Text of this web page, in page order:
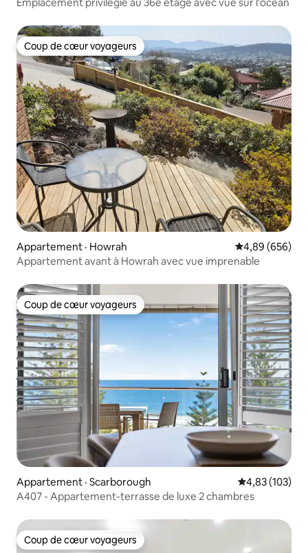
Coup de cœur voyageurs
Coup de cœur voyageurs
Appartement · Howrah Note
4,89 (656)
Appartement avant à Howrah avec vue imprenable
Coup de cœur voyageurs
Coup de cœur voyageurs
Appartement · Scarborough Note
4,83 (103)
A407 - Appartement-terrasse de luxe 2 chambres
Coup de cœur voyageurs
Coup de cœur voyageurs